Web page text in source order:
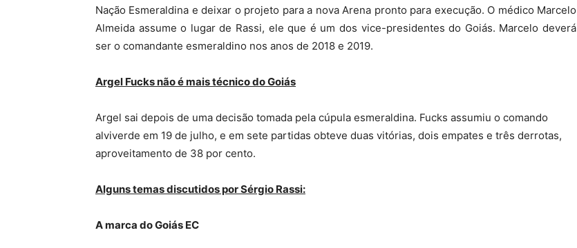
Nação Esmeraldina e deixar o projeto para a nova Arena pronto para execução. O médico Marcelo
Almeida assume o lugar de Rassi, ele que é um dos vice-presidentes do Goiás. Marcelo deverá
ser o comandante esmeraldino nos anos de 2018 e 2019.
Argel Fucks não é mais técnico do Goiás
Argel sai depois de uma decisão tomada pela cúpula esmeraldina. Fucks assumiu o comando
alviverde em 19 de julho, e em sete partidas obteve duas vitórias, dois empates e três derrotas,
aproveitamento de 38 por cento.
Alguns temas discutidos por Sérgio Rassi:
A marca do Goiás EC